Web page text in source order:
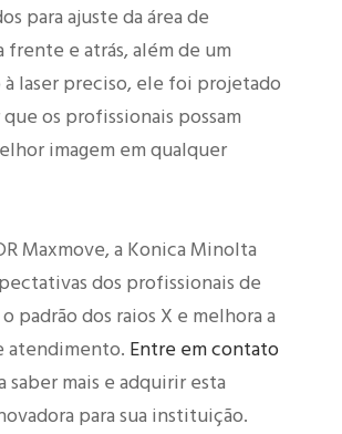
para ajuste da área de
frente e atrás, além de um
laser preciso, ele foi projetado
os profissionais possam
imagem em qualquer
Maxmove, a Konica Minolta
dos profissionais de
padrão dos raios X e melhora a
atendimento. Entre em contato
saber mais e adquirir esta
para sua instituição.